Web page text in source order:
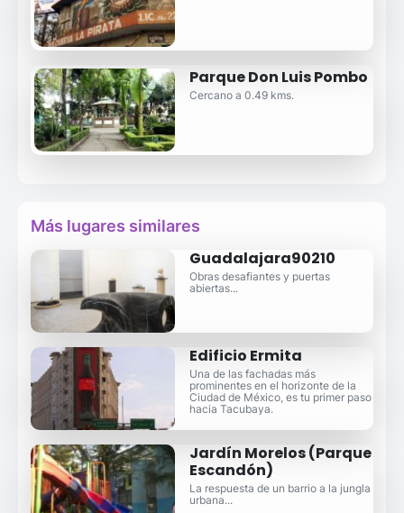
Parque Don Luis Pombo
Cercano a 0.49 kms.
Más lugares similares
Guadalajara90210
Obras desafiantes y puertas
abiertas...
Edificio Ermita
Una de las fachadas más
prominentes en el horizonte de la
Ciudad de México, es tu primer paso
hacia Tacubaya.
Jardín Morelos (Parque
Escandón)
La respuesta de un barrio a la jungla
urbana...